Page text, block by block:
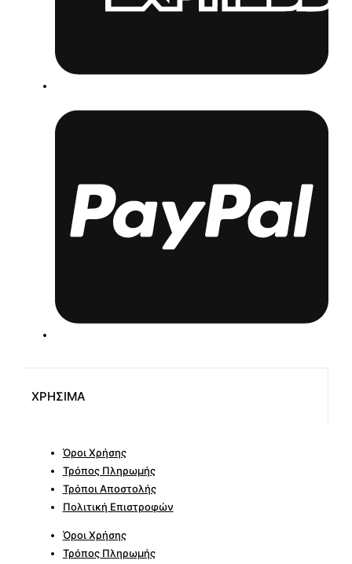
ΧΡΗΣΙΜΑ
Όροι Χρήσης
Τρόπος Πληρωμής
Τρόποι Αποστολής
Πολιτική Επιστροφών
Όροι Χρήσης
Τρόπος Πληρωμής